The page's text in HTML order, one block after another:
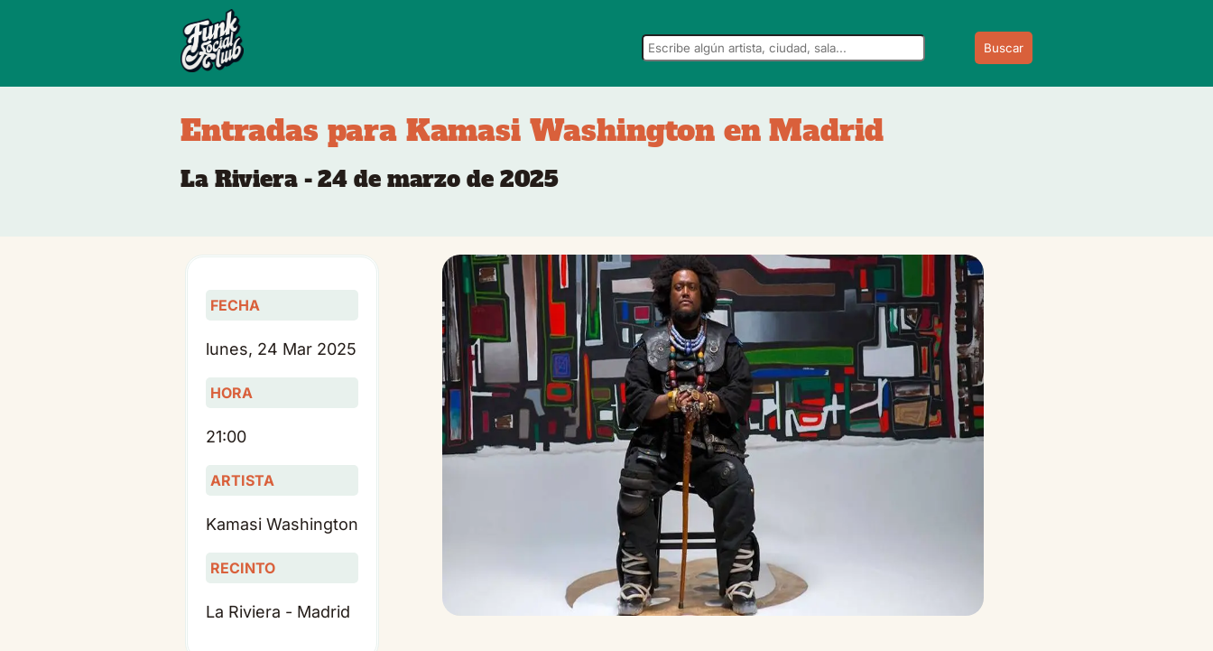
Buscar
Entradas para Kamasi Washington en Madrid
La Riviera - 24 de marzo de 2025
FECHA
lunes, 24 Mar 2025
HORA
21:00
ARTISTA
Kamasi Washington
RECINTO
La Riviera - Madrid